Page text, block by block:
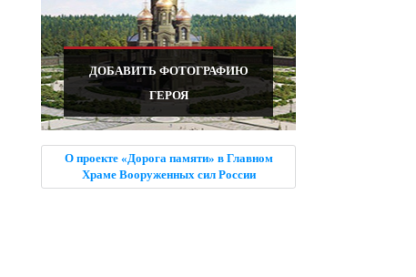
ДОБАВИТЬ ФОТОГРАФИЮ
ГЕРОЯ
О проекте «Дорога памяти» в Главном
Храме Вооруженных сил России